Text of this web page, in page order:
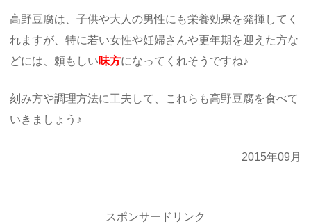
高野豆腐は、子供や大人の男性にも栄養効果を発揮してく
れますが、特に若い女性や妊婦さんや更年期を迎えた方な
どには、頼もしい味方になってくれそうですね♪
刻み方や調理方法に工夫して、これらも高野豆腐を食べて
いきましょう♪
2015年09月
スポンサードリンク